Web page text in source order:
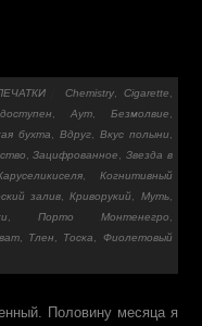
Chemistry, Cigarette,
, Аут, Безмолвие,
бухта, Вдруг, Вкус полыни,
,Зацифрованное,Звезда в
, Когнитивный
залив,Криворукий, Муть,
, Порто Монтенегро,
, Тлен, Тоска, Фиолетовый
Половину месяца я